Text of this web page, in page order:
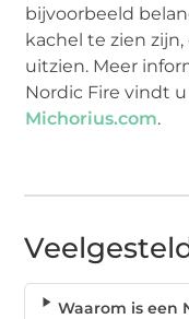
bijvoorbeeld
kachel te zien
uitzien. Meer
Nordic Fire vindt
Michorius.com.
Waarom is een